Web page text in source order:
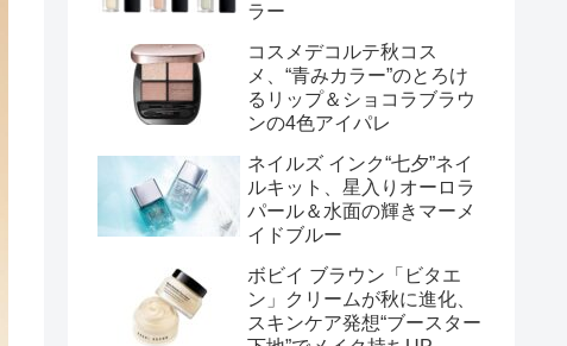
ラー
コスメデコルテ秋コス
メ、“青みカラー”のとろけ
るリップ＆ショコラブラウ
ンの4色アイパレ
ネイルズ インク“七夕”ネイ
ルキット、星入りオーロラ
パール＆水面の輝きマーメ
イドブルー
ボビイ ブラウン「ビタエ
ン」クリームが秋に進化、
スキンケア発想“ブースター